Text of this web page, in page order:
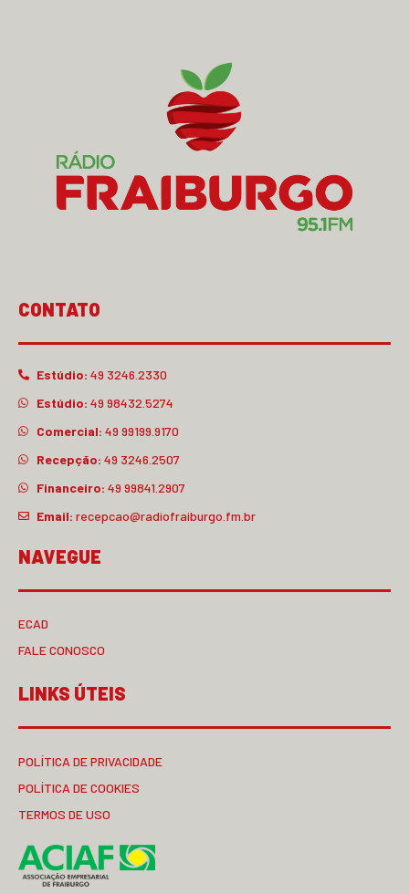
CONTATO
Estúdio: 49 3246.2330
Estúdio: 49 98432.5274
Comercial: 49 99199.9170
Recepção: 49 3246.2507
Financeiro: 49 99841.2907
Email: recepcao@radiofraiburgo.fm.br
NAVEGUE
ECAD
FALE CONOSCO
LINKS ÚTEIS
POLÍTICA DE PRIVACIDADE
POLÍTICA DE COOKIES
TERMOS DE USO